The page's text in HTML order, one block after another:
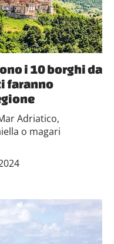
i 10 borghi da
faranno
Adriatico,
o magari